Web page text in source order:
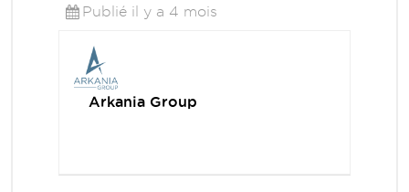
Publié il y a 4 mois
Arkania Group